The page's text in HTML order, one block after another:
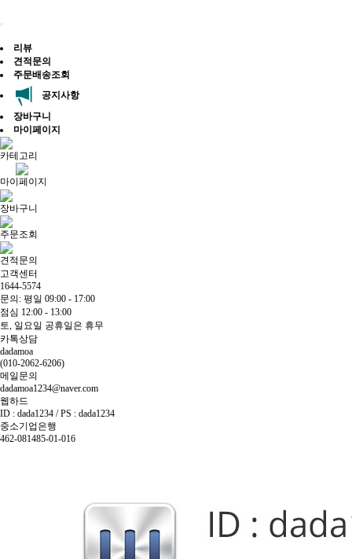
리뷰
견적문의
주문배송조회
공지사항
장바구니
마이페이지
카테고리
마이페이지
장바구니
주문조회
견적문의
고객센터
1644-5574
문의: 평일 09:00 - 17:00
점심 12:00 - 13:00
토, 일요일 공휴일은 휴무
카톡상담
dadamoa
(010-2062-6206)
메일문의
dadamoa1234@naver.com
웹하드
ID : dada1234 / PS : dada1234
중소기업은행
462-081485-01-016